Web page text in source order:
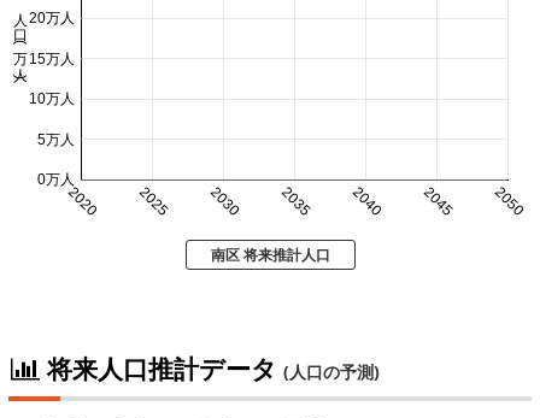
2020 2025 2030 2035 2040 2045 2050
0万人
5万人
10万人
15万人
20万人
人口 (万人)
南区 将来推計人口
将来人口推計データ (人口の予測)